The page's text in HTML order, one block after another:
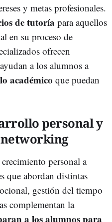
y metas profesionales.
de tutoría para aquellos
en su proceso de
ofrecen
a los alumnos a
académico que puedan
personal y
personal a
que abordan distintas
gestión del tiempo
complementan la
a los alumnos para